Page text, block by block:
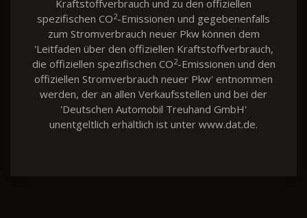
Kraftstoffverbrauch und zu den offiziellen
spezifischen CO2-Emissionen und gegebenenfalls
zum Stromverbrauch neuer Pkw können dem
'Leitfaden über den offiziellen Kraftstoffverbrauch,
die offiziellen spezifischen CO2-Emissionen und den
offiziellen Stromverbrauch neuer Pkw' entnommen
werden, der an allen Verkaufsstellen und bei der
'Deutschen Automobil Treuhand GmbH'
unentgeltlich erhältlich ist unter www.dat.de.